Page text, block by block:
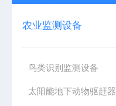
农业监测设备
鸟类识别监测设备
太阳能地下动物驱赶器